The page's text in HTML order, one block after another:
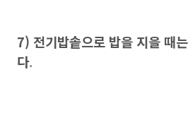
7) 전기밥솥으로 밥을 지을 때
다.